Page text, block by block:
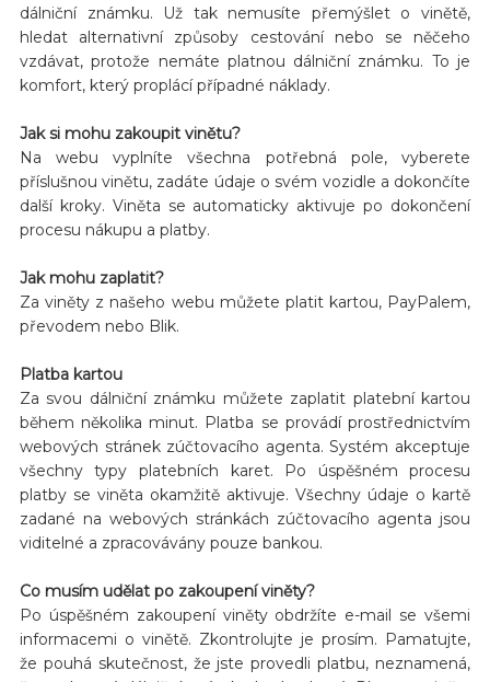
dálniční známku. Už tak nemusíte přemýšlet o vinětě,
hledat alternativní způsoby cestování nebo se něčeho
vzdávat, protože nemáte platnou dálniční známku. To je
komfort, který proplácí případné náklady.
Jak si mohu zakoupit vinětu?
Na webu vyplníte všechna potřebná pole, vyberete
příslušnou vinětu, zadáte údaje o svém vozidle a dokončíte
další kroky. Viněta se automaticky aktivuje po dokončení
procesu nákupu a platby.
Jak mohu zaplatit?
Za viněty z našeho webu můžete platit kartou, PayPalem,
převodem nebo Blik.
Platba kartou
Za svou dálniční známku můžete zaplatit platební kartou
během několika minut. Platba se provádí prostřednictvím
webových stránek zúčtovacího agenta. Systém akceptuje
všechny typy platebních karet. Po úspěšném procesu
platby se viněta okamžitě aktivuje. Všechny údaje o kartě
zadané na webových stránkách zúčtovacího agenta jsou
viditelné a zpracovávány pouze bankou.
Co musím udělat po zakoupení viněty?
Po úspěšném zakoupení viněty obdržíte e-mail se všemi
informacemi o vinětě. Zkontrolujte je prosím. Pamatujte,
že pouhá skutečnost, že jste provedli platbu, neznamená,